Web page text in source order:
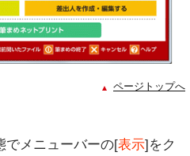
ページトップへ
でメニューバーの[表示]をク